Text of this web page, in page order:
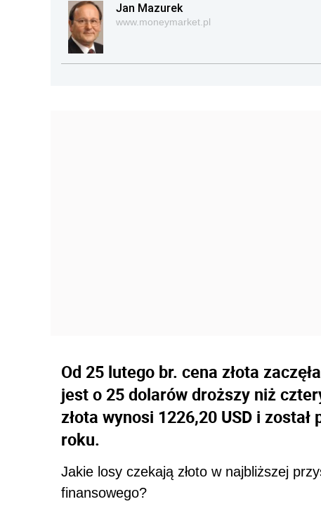
Jan Mazurek
www.moneymarket.pl
Od 25 lutego br. cena złota
jest o 25 dolarów droższy niż
złota wynosi 1226,20 USD i
roku.
Jakie losy czekają złoto w najbliższej
finansowego?